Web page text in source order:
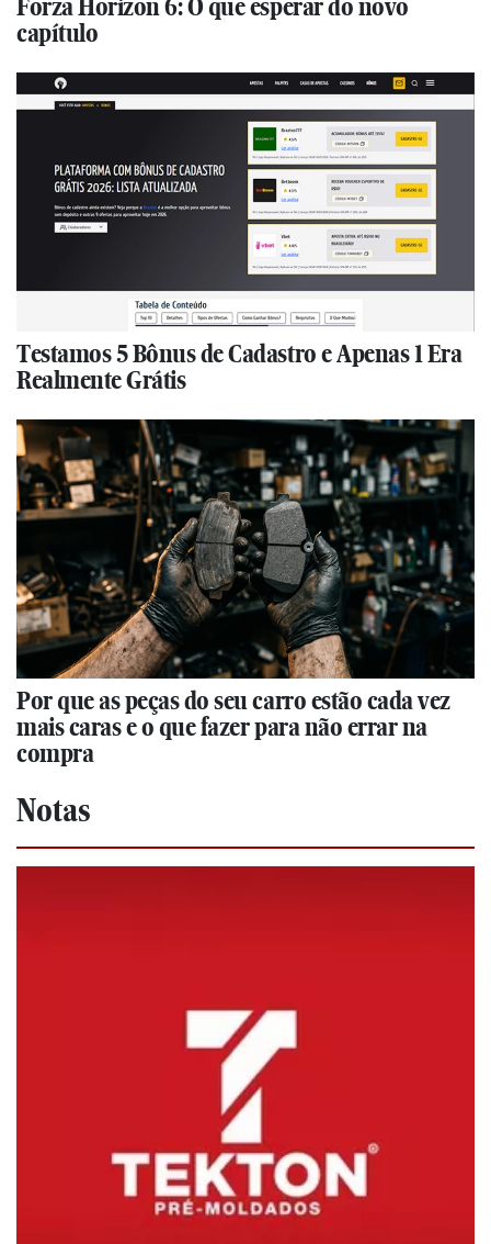
Forza Horizon 6: O que esperar do novo
capítulo
Testamos 5 Bônus de Cadastro e Apenas 1 Era
Realmente Grátis
Por que as peças do seu carro estão cada vez
mais caras e o que fazer para não errar na
compra
Notas